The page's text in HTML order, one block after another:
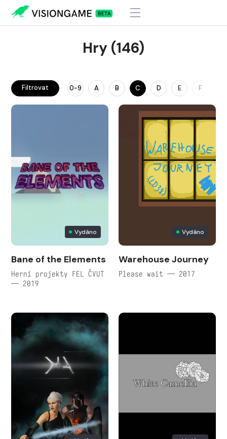
Hry (146)
Filtrovat 0-9 A B C D E F
Vydáno
Bane of the Elements
Herní projekty FEL ČVUT
— 2019
Vydáno
Warehouse Journey
Please wait — 2017